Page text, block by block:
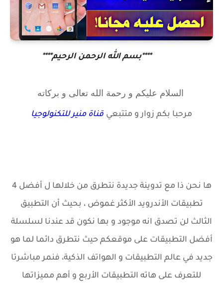
****بسم الله الرحمن الرحيم****
السلام عليكم و رحمة الله تعالى و بركاته
مرحبا بكم زوار و متتبعي قناة منير للتكنولوجيا
ها نحن ذا مع تدوينة جديدة نتطرق من خلالها ل أفضل 4
تطبيقات الأندرويد الأكثر غموض ، بحيث أن التطبيق
الثالث لن تصدق انه موجود و بها نكون قد عندنا لسلسلة
أفضل التطبيقات على موقعكم حيث نتطرق دائما لما هو
جديد في عالم التطبيقات و الهواتف الذكية، فنمر مباشرتا
للتعرف على هاته التطبيقات الأربع و أهم مميزاتها